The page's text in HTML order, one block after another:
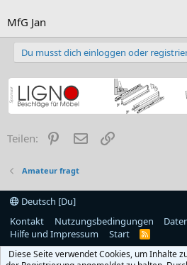
MfG Jan
Du musst dich einloggen oder
Teilen: PinterestE-Mail
Amateur fragt
Deutsch [Du]
Kontakt
Nutzungsbedingungen
Hilfe und Impressum
Start
R
S
Diese Seite verwendet Cookies, um Inhalte